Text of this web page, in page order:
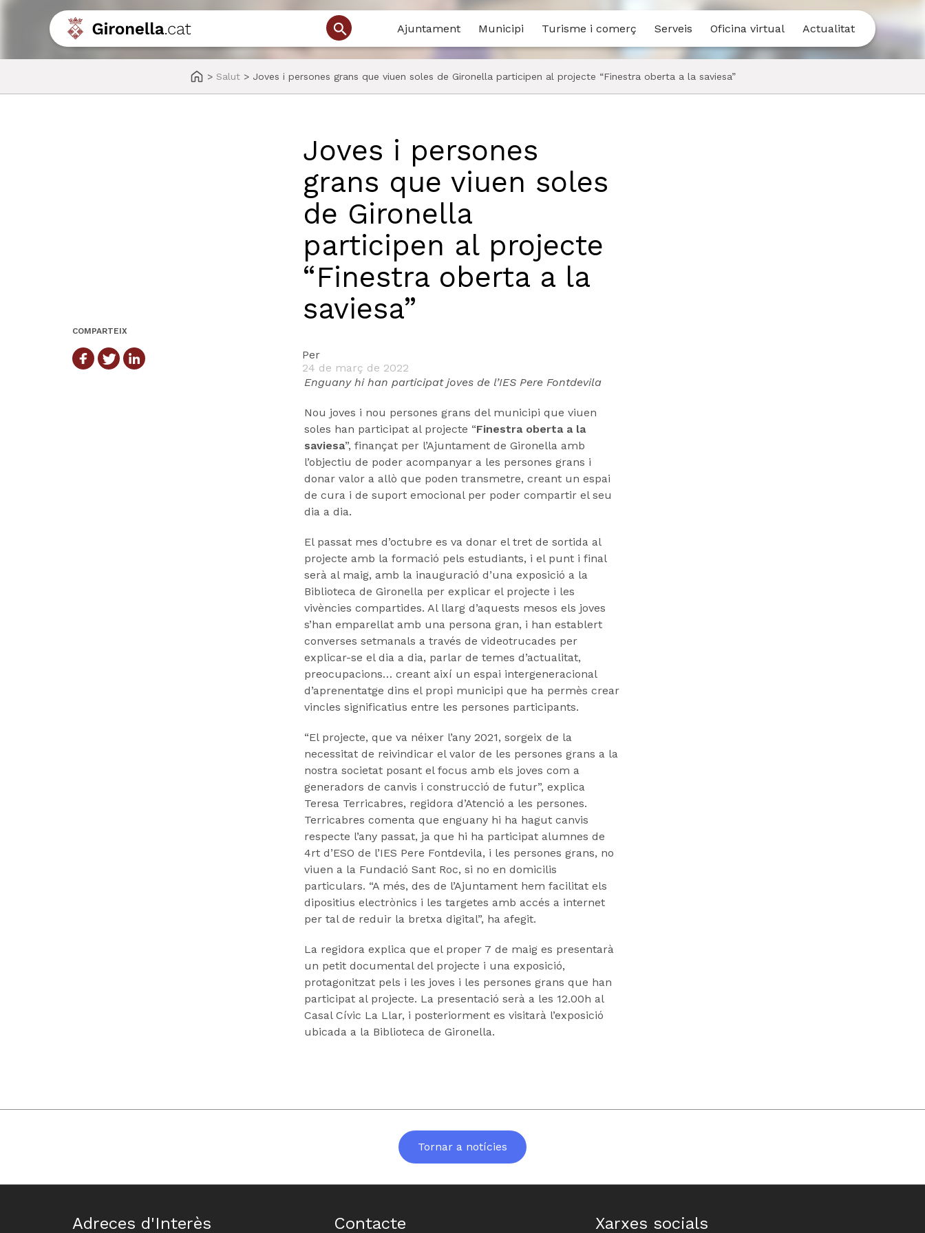
Ajuntament Municipi Turisme i comerç Serveis Oficina virtual Actualitat
> Salut> Joves i persones grans que viuen soles de Gironella participen al projecte “Finestra oberta a la saviesa”
Joves i persones
grans que viuen soles
de Gironella
participen al projecte
“Finestra oberta a la
saviesa”
COMPARTEIX
Per
24 de març de 2022
Enguany hi han participat joves de l’IES Pere Fontdevila
Nou joves i nou persones grans del municipi que viuen
soles han participat al projecte “Finestra oberta a la
saviesa”, finançat per l’Ajuntament de Gironella amb
l’objectiu de poder acompanyar a les persones grans i
donar valor a allò que poden transmetre, creant un espai
de cura i de suport emocional per poder compartir el seu
dia a dia.
El passat mes d’octubre es va donar el tret de sortida al
projecte amb la formació pels estudiants, i el punt i final
serà al maig, amb la inauguració d’una exposició a la
Biblioteca de Gironella per explicar el projecte i les
vivències compartides. Al llarg d’aquests mesos els joves
s’han emparellat amb una persona gran, i han establert
converses setmanals a través de videotrucades per
explicar-se el dia a dia, parlar de temes d’actualitat,
preocupacions… creant així un espai intergeneracional
d’aprenentatge dins el propi municipi que ha permès crear
vincles significatius entre les persones participants.
“El projecte, que va néixer l’any 2021, sorgeix de la
necessitat de reivindicar el valor de les persones grans a la
nostra societat posant el focus amb els joves com a
generadors de canvis i construcció de futur”, explica
Teresa Terricabres, regidora d’Atenció a les persones.
Terricabres comenta que enguany hi ha hagut canvis
respecte l’any passat, ja que hi ha participat alumnes de
4rt d’ESO de l’IES Pere Fontdevila, i les persones grans, no
viuen a la Fundació Sant Roc, si no en domicilis
particulars. “A més, des de l’Ajuntament hem facilitat els
dipositius electrònics i les targetes amb accés a internet
per tal de reduir la bretxa digital”, ha afegit.
La regidora explica que el proper 7 de maig es presentarà
un petit documental del projecte i una exposició,
protagonitzat pels i les joves i les persones grans que han
participat al projecte. La presentació serà a les 12.00h al
Casal Cívic La Llar, i posteriorment es visitarà l’exposició
ubicada a la Biblioteca de Gironella.
Tornar a notícies
Adreces d'Interès Contacte Xarxes socials